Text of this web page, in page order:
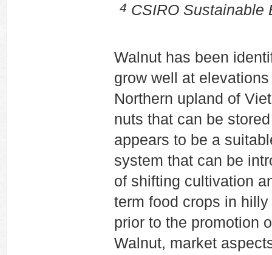
4 CSIRO Sustainable
Walnut has been
grow well at
Northern upland of
nuts that can be
appears to be a
system that can be
of shifting cultivation
term food crops in
prior to the promotion
Walnut, market